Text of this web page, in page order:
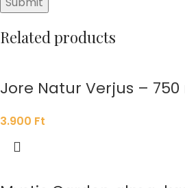
Related products
Jore Natur Verjus – 750
3.900 Ft